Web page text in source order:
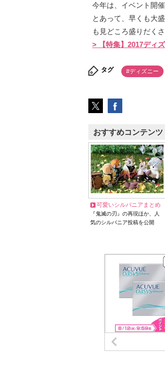
今年は、イベント開
とあって、早くも大
も見どころ盛りだく
> 【特集】2017ディ
タグ #ディズニー
おすすめコンテンツ
可愛いシルバニアまとめ
『鬼滅の刃』の再現ほか、人
気のシルバニア投稿を公開